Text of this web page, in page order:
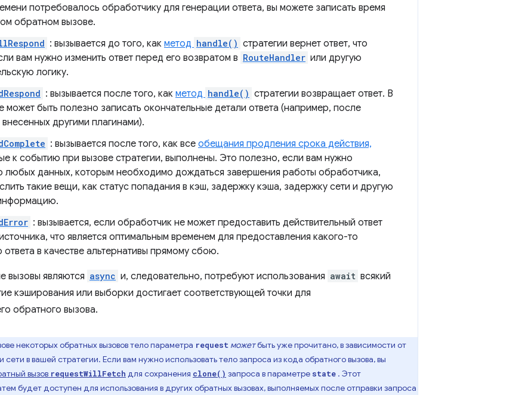
потребовалось обработчику для генерации ответа, вы можете записать время
обратном вызове.
: вызывается до того, как метод handle() стратегии вернет ответ, что
вам нужно изменить ответ перед его возвратом в RouteHandler или другую
логику.
: вызывается после того, как метод handle() стратегии возвращает ответ. В
может быть полезно записать окончательные детали ответа (например, после
другими плагинами).
: вызывается после того, как все обещания продления срока действия,
к событию при вызове стратегии, выполнены. Это полезно, если вам нужно
любых данных, которым необходимо дождаться завершения работы обработчика,
такие вещи, как статус попадания в кэш, задержку кэша, задержку сети и другую
: вызывается, если обработчик не может предоставить действительный ответ
что является оптимальным временем для предоставления какого-то
ответа в качестве альтернативы прямому сбою.
вызовы являются async и, следовательно, потребуют использования await всякий
кэширования или выборки достигает соответствующей точки для
обратного вызова.
некоторых обратных вызовов тело параметра request можетбыть уже прочитано, в зависимости от
в вашей стратегии. Если вам нужно использовать тело запроса из кода обратного вызова, вы
вызов requestWillFetch для сохранения clone() запроса в параметре state . Этот
будет доступен для использования в других обратных вызовах, выполняемых после отправки запроса